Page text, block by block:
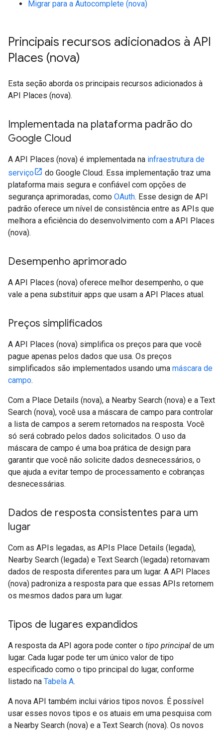
Migrar para a Autocomplete (nova)
Principais recursos adicionados à API
Places (nova)
Esta seção aborda os principais recursos adicionados à
API Places (nova).
Implementada na plataforma padrão do
Google Cloud
A API Places (nova) é implementada na infraestrutura de
serviço
do Google Cloud. Essa implementação traz uma
plataforma mais segura e confiável com opções de
segurança aprimoradas, como OAuth. Esse design de API
padrão oferece um nível de consistência entre as APIs que
melhora a eficiência do desenvolvimento com a API Places
(nova).
Desempenho aprimorado
A API Places (nova) oferece melhor desempenho, o que
vale a pena substituir apps que usam a API Places atual.
Preços simplificados
A API Places (nova) simplifica os preços para que você
pague apenas pelos dados que usa. Os preços
simplificados são implementados usando uma máscara de
campo.
Com a Place Details (nova), a Nearby Search (nova) e a Text
Search (nova), você usa a máscara de campo para controlar
a lista de campos a serem retornados na resposta. Você
só será cobrado pelos dados solicitados. O uso da
máscara de campo é uma boa prática de design para
garantir que você não solicite dados desnecessários, o
que ajuda a evitar tempo de processamento e cobranças
desnecessárias.
Dados de resposta consistentes para um
lugar
Com as APIs legadas, as APIs Place Details (legada),
Nearby Search (legada) e Text Search (legada) retornavam
dados de resposta diferentes para um lugar. A API Places
(nova) padroniza a resposta para que essas APIs retornem
os mesmos dados para um lugar.
Tipos de lugares expandidos
A resposta da API agora pode conter o tipo principal de um
lugar. Cada lugar pode ter um único valor de tipo
especificado como o tipo principal do lugar, conforme
listado na Tabela A.
A nova API também inclui vários tipos novos. É possível
usar esses novos tipos e os atuais em uma pesquisa com
a Nearby Search (nova) e a Text Search (nova). Os novos